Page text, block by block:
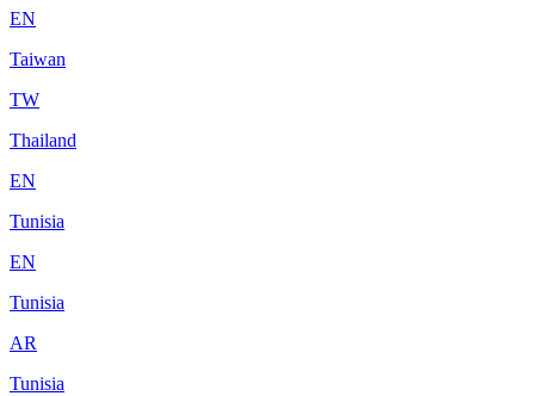
EN
Taiwan
TW
Thailand
EN
Tunisia
EN
Tunisia
AR
Tunisia